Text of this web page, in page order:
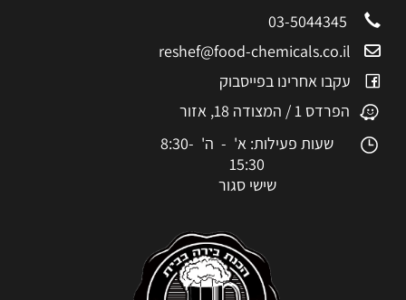
reshef@food-chemicals.co.il
עקבו אחרינו בפייסבוק
הפרדס 1 / המצודה 18, אזור
שעות פעילות: א' - ה' 8:30-
15:30
שישי סגור